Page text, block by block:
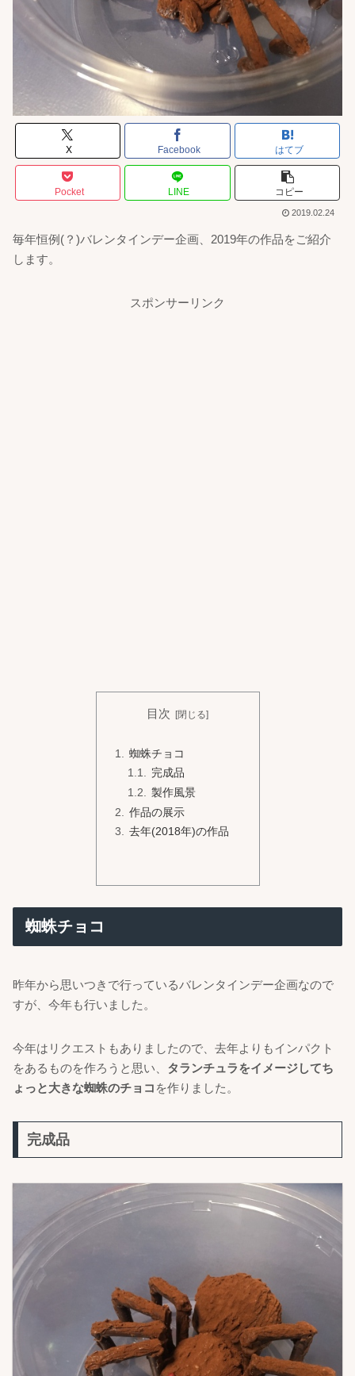
X Facebook はてブ
Pocket LINE コピー
2019.02.24
毎年恒例(？)バレンタインデー企画、2019年の作品をご紹介
します。
スポンサーリンク
目次
蜘蛛チョコ
完成品
製作風景
作品の展示
去年(2018年)の作品
蜘蛛チョコ
昨年から思いつきで行っているバレンタインデー企画なので
すが、今年も行いました。
今年はリクエストもありましたので、去年よりもインパクト
をあるものを作ろうと思い、 タランチュラをイメージしてち
ょっと大きな蜘蛛のチョコ を作りました。
完成品